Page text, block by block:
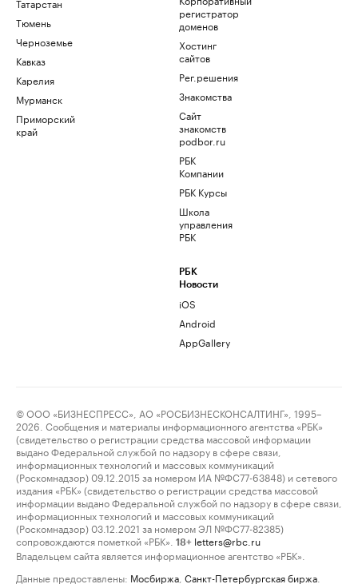
Тюмень
Черноземье
Кавказ
Карелия
Мурманск
Приморский
край
регистратор
доменов
Хостинг
сайтов
Рег.решения
Знакомства
Сайт
знакомств
podbor.ru
РБК
Компании
РБК Курсы
Школа
управления
РБК
РБК
Новости
iOS
Android
AppGallery
© ООО «БИЗНЕСПРЕСС», АО «РОСБИЗНЕСКОНСАЛТИНГ», 1995–
2026. Сообщения и материалы информационного агентства «РБК»
(свидетельство о регистрации средства массовой информации
выдано Федеральной службой по надзору в сфере связи,
информационных технологий и массовых коммуникаций
(Роскомнадзор) 09.12.2015 за номером ИА №ФС77-63848) и сетевого
издания «РБК» (свидетельство о регистрации средства массовой
информации выдано Федеральной службой по надзору в сфере связи,
информационных технологий и массовых коммуникаций
(Роскомнадзор) 03.12.2021 за номером ЭЛ №ФС77-82385)
сопровождаются пометкой «РБК».
18+ letters@rbc.ru
Владельцем сайта является информационное агентство «РБК».
Данные предоставлены: Мосбиржа Санкт-Петербургская биржа